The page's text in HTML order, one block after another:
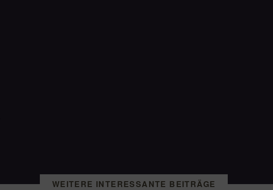
WEITERE INTERESSANTE BEITRÄGE